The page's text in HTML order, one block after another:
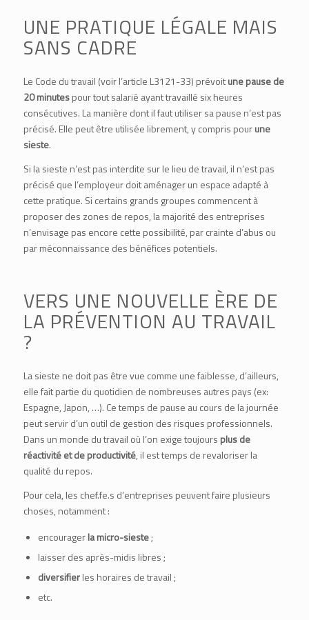
UNE PRATIQUE LÉGALE MAIS
SANS CADRE
Le Code du travail (voirl’article L3121-33) prévoitune pause de
20 minutespour tout salarié ayant travaillé six heures
consécutives. La manière dont il faut utiliser sa pause n’est pas
précisé. Elle peut être utilisée librement, y compris pourune
sieste.
Si la sieste n’est pas interdite sur le lieu de travail, il n’est pas
précisé que l’employeur doit aménager un espace adapté à
cette pratique. Si certains grands groupes commencent à
proposer des zones de repos, la majorité des entreprises
n’envisage pas encore cette possibilité, par crainte d’abus ou
par méconnaissance des bénéfices potentiels.
VERS UNE NOUVELLE ÈRE DE
LA PRÉVENTION AU TRAVAIL
?
La sieste ne doit pas être vue comme une faiblesse, d’ailleurs,
elle fait partie du quotidien de nombreuses autres pays (ex:
Espagne, Japon, …). Ce temps de pause au cours de la journée
peut servir d’un outil de gestion des risques professionnels.
Dans un monde du travail où l’on exige toujours plus de
réactivité et de productivité, il est temps de revaloriser la
qualité du repos.
Pour cela, les chef.fe.s d’entreprises peuvent faire plusieurs
choses, notamment :
encouragerla micro-sieste;
laisser des après-midis libres ;
diversifierles horaires de travail ;
etc.